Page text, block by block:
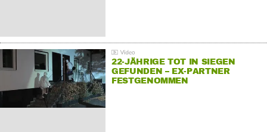
22-JÄHRIGE TOT IN SIEGEN
GEFUNDEN – EX-PARTNER
FESTGENOMMEN